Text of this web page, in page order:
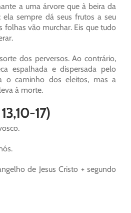
a uma árvore que à beira da
sempre dá seus frutos a seu
folhas vão murchar. Eis que tudo
dos perversos. Ao contrário,
espalhada e dispersada pelo
o caminho dos eleitos, mas a
à morte.
17)
de Jesus Cristo + segundo